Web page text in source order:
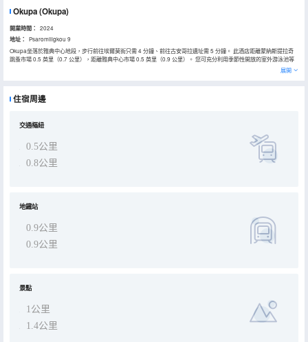
Okupa(Okupa)
開業時間： 2024
地址：
Psaromiligkou 9
Okupa坐落於雅典中心地段，步行前往埃爾莫街只需 4 分鐘、前往古安哥拉遺址需 5 分鐘。 此酒店距離蒙納斯提拉奇
跳蚤市場 0.5 英里（0.7 公里），距離雅典中心市場 0.5 英里（0.9 公里）。 您可充分利用季節性開放的室外游泳池等
度假設施，此外還有免費 WiFi和禮賓服務等。此酒店的其他特色包括禮品店/報攤、公共客廳和自動售貨機。 您可以去
Kitchen & Listening Bar餐廳用餐，這裏供應午餐、晚餐和早午餐，主打地中海菜。您也可以去咖啡館吃些點心。您可
定能在旅途中找到家的舒適。提供免費有線和無線上網，方便您與朋友保持聯繫；另提供數碼頻道，可滿足您的娛樂需
展開
住宿周邊
交通樞紐
0.5公里
0.8公里
地鐵站
0.9公里
0.9公里
景點
1公里
1.4公里